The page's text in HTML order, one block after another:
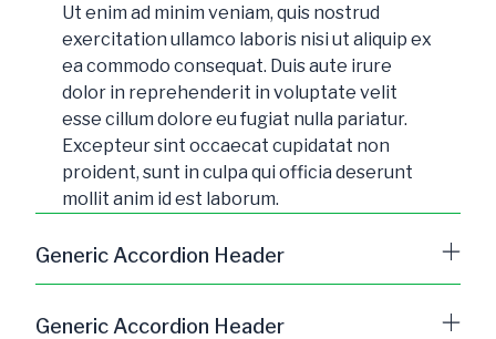
Ut enim ad minim veniam, quis nostrud
exercitation ullamco laboris nisi ut aliquip ex
ea commodo consequat. Duis aute irure
dolor in reprehenderit in voluptate velit
esse cillum dolore eu fugiat nulla pariatur.
Excepteur sint occaecat cupidatat non
proident, sunt in culpa qui officia deserunt
mollit anim id est laborum.
Generic Accordion Header
Lorem ipsum dolor sit amet, consectetur
Generic Accordion Header